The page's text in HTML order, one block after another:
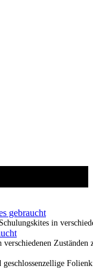
gebraucht
in
verschiedenen Zuständen